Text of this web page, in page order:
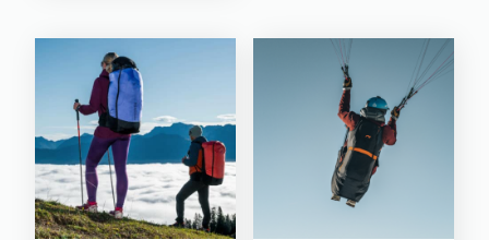
était :
1300,00 €.
est :